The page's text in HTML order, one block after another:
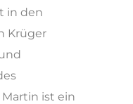
in den
Krüger
ist ein